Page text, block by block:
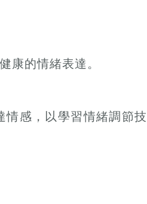
康的情緒表達。
情感，以學習情緒調節技